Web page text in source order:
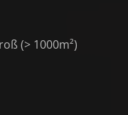
(> 1000m²)